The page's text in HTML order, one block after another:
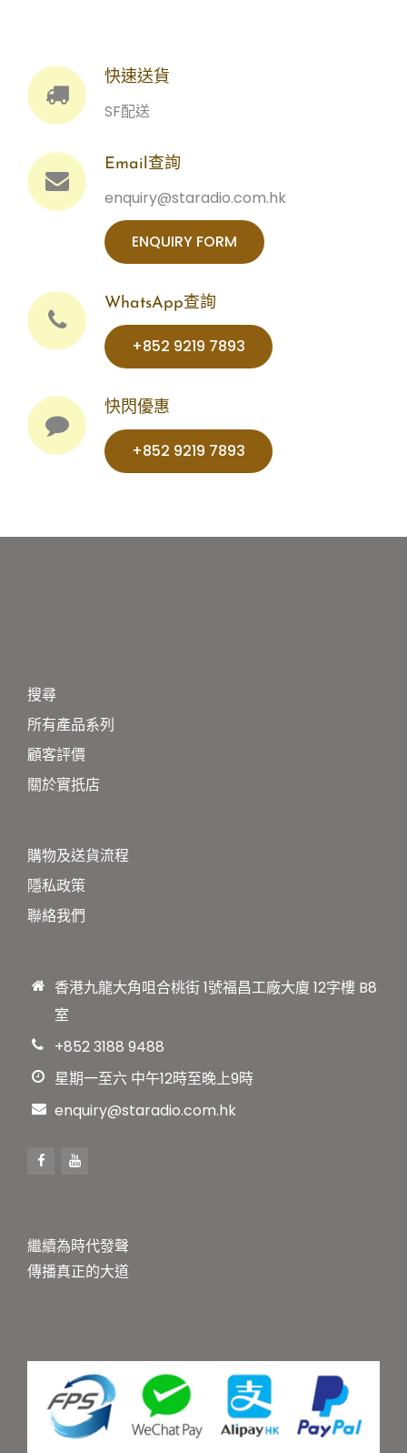
快速送貨
SF配送
Email查詢
enquiry@staradio.com.hk
ENQUIRY FORM
WhatsApp查詢
+852 9219 7893‬‬‬‬‬
快閃優惠
+852 9219 7893‬‬‬‬‬
搜尋
所有產品系列
顧客評價
關於實扺店
購物及送貨流程
隱私政策
聯絡我們
香港九龍大角咀合桃街 1號福昌工廠大廈 12字樓 B8
室
+852 3188 9488
星期一至六 中午12時至晚上9時
enquiry@staradio.com.hk
繼續為時代發聲
傳播真正的大道